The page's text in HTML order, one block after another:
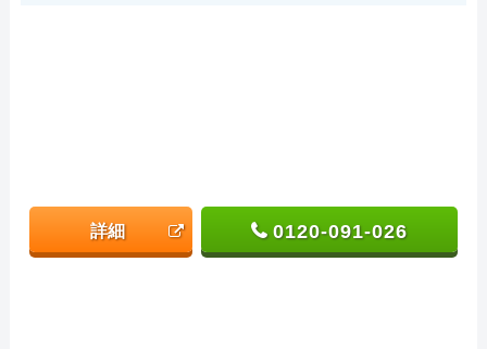
詳細 0120-091-026